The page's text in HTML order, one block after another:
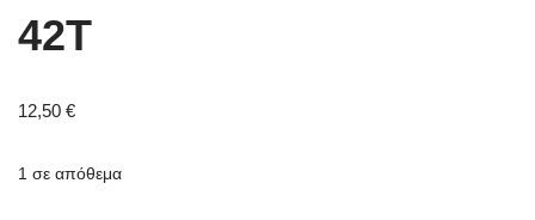
42T
12,50 €
1 σε απόθεμα